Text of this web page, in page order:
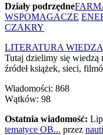
Działy podrzędne
WSPOMAGACZE
CZAKRY
LITERATURA
Tutaj dzielimy się wiedzą
źródeł książek, sieci,
Wiadomości: 868
Wątków: 98
Ostatnia wiadomość:
tematyce OB... przez